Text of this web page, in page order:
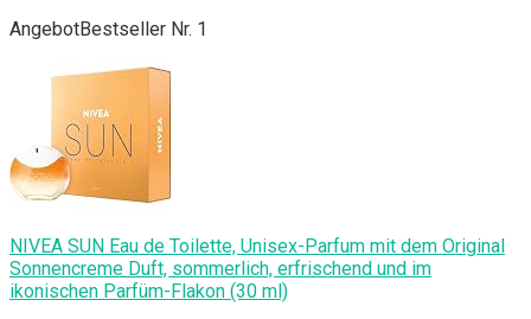
AngebotBestseller Nr. 1
NIVEA SUN Eau de Toilette, Unisex-Parfum mit dem Original
Sonnencreme Duft, sommerlich, erfrischend und im
ikonischen Parfüm-Flakon (30 ml)